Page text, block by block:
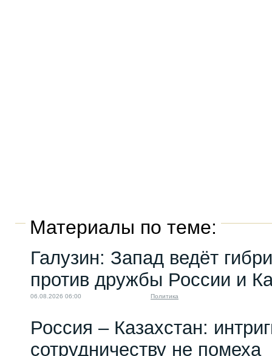
Материалы по теме:
Галузин: Запад ведёт
против дружбы России и
06.08.2026 06:00 Политика
Россия – Казахстан:
сотрудничеству не помеха